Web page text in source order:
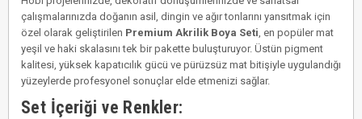
çalışmalarınızda doğanın asil, dingin ve ağır tonlarını yansıtmak için
özel olarak geliştirilen Premium Akrilik Boya Seti, en popüler mat
yeşil ve haki skalasını tek bir pakette buluşturuyor. Üstün pigment
kalitesi, yüksek kapatıcılık gücü ve pürüzsüz mat bitişiyle uygulandığı
yüzeylerde profesyonel sonuçlar elde etmenizi sağlar.
Set İçeriği ve Renkler: